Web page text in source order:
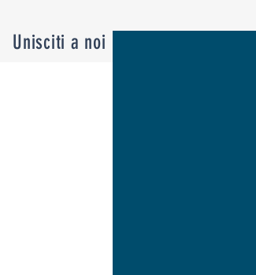
Unisciti a noi